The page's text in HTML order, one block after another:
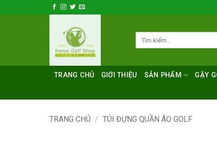
qua
TRANG CHỦ GIỚI THIỆU SẢN PHẨM GẬY
TRANG CHỦ / TÚI ĐỰNG QUẦN ÁO GOLF